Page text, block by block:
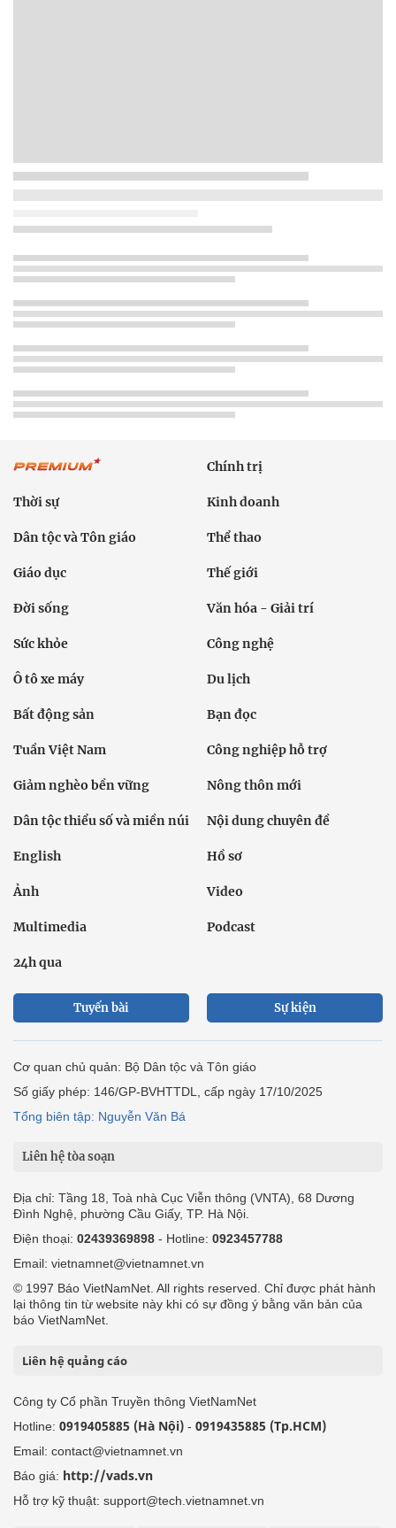
Chính trị
Thời sự Kinh doanh
Dân tộc và Tôn giáo Thể thao
Giáo dục Thế giới
Đời sống Văn hóa - Giải trí
Sức khỏe Công nghệ
Ô tô xe máy Du lịch
Bất động sản Bạn đọc
Tuần Việt Nam Công nghiệp hỗ trợ
Giảm nghèo bền vững Nông thôn mới
Dân tộc thiểu số và miền núi Nội dung chuyên đề
English Hồ sơ
Ảnh Video
Multimedia Podcast
24h qua
Tuyến bài Sự kiện
Cơ quan chủ quản: Bộ Dân tộc và Tôn giáo
Số giấy phép: 146/GP-BVHTTDL, cấp ngày 17/10/2025
Tổng biên tập: Nguyễn Văn Bá
Liên hệ tòa soạn
Địa chỉ: Tầng 18, Toà nhà Cục Viễn thông (VNTA), 68 Dương
Đình Nghệ, phường Cầu Giấy, TP. Hà Nội.
Điện thoại: 02439369898 - Hotline: 0923457788
Email: vietnamnet@vietnamnet.vn
© 1997 Báo VietNamNet. All rights reserved. Chỉ được phát hành
lại thông tin từ website này khi có sự đồng ý bằng văn bản của
báo VietNamNet.
Liên hệ quảng cáo
Công ty Cổ phần Truyền thông VietNamNet
Hotline: 0919405885 (Hà Nội) - 0919435885 (Tp.HCM)
Email: contact@vietnamnet.vn
Báo giá: http://vads.vn
Hỗ trợ kỹ thuật: support@tech.vietnamnet.vn